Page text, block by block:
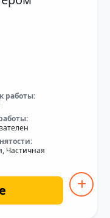
работы:
Частичная